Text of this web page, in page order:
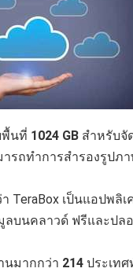
นที่ 1024 GB สำหรับจั
รถทำการสำรองรูปภา
TeraBox เป็นแอปพลิ
ลบนคลาวด์ ฟรีและปล
นมากกว่า 214 ประเท